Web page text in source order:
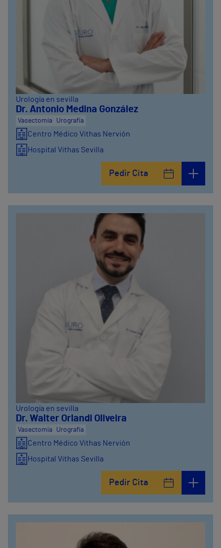
Urología en sevilla
Dr. Antonio Medina González
Vasectomía Urografía
Centro Médico Vithas Nervión
Hospital Vithas Sevilla
Pedir Cita
Urología en sevilla
Dr. Walter Orlandi Oliveira
Vasectomía Urografía
Centro Médico Vithas Nervión
Hospital Vithas Sevilla
Pedir Cita